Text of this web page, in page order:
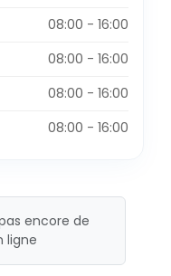
08:00 - 16:00
08:00 - 16:00
08:00 - 16:00
08:00 - 16:00
encore de
ligne